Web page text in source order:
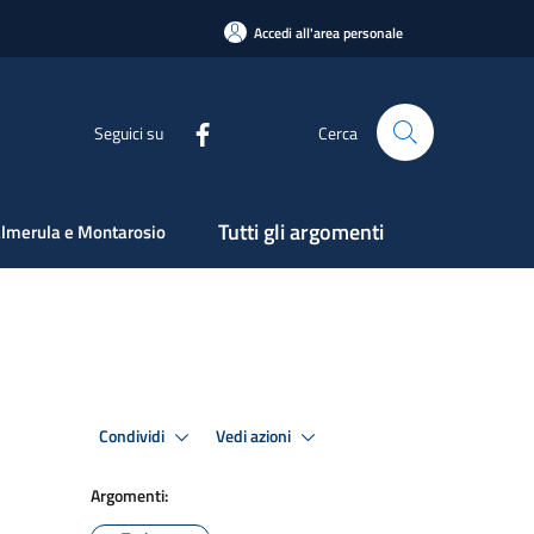
Accedi all'area personale
Seguici su Cerca
e Montarosio Tutti gli argomenti
Condividi Vedi azioni
Argomenti: